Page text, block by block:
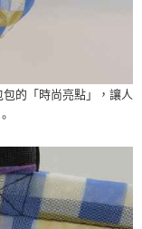
的「時尚亮點」，讓人